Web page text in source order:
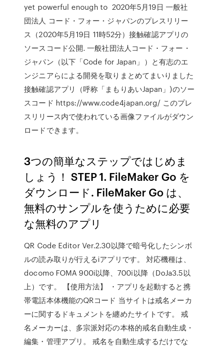
yet powerful enough to 2020年5月19日 一般社
団法人 コード・フォー・ジャパンのプレスリリー
ス（2020年5月19日 11時52分）接触確認アプリの
ソースコード公開. 一般社団法人コード・フォー・
ジャパン（以下「Code for Japan」）と有志のエ
ンジニアらによる開発を取りまとめてまいりました
接触確認アプリ（呼称「まもりあいJapan」)のソー
スコード https://www.code4japan.org/ このプレ
スリリース内で使われている画像ファイルがダウン
ロードできます。
3つの簡単なステップではじめま
しょう！ STEP 1. FileMaker Go を
ダウンロード. FileMaker Go は、
無料のサンプルを使うために必要
な無料のアプリ
QR Code Editor Ver.2.30以降で暗号化したシンボ
ルの読み取りが行えるiアプリです。 対応機種は、
docomo FOMA 900i以降、700i以降（DoJa3.5以
上）です。 【使用方法】 ・アプリを起動すると携
帯電話本体機能のQRコード 当サイトは戒名メーカ
ーに関するドキュメントを纏めたサイトです。 戒
名メーカーは、多宗派対応の本格的戒名自動生成・
編集・管理アプリ。 戒名を自動生成するだけでな